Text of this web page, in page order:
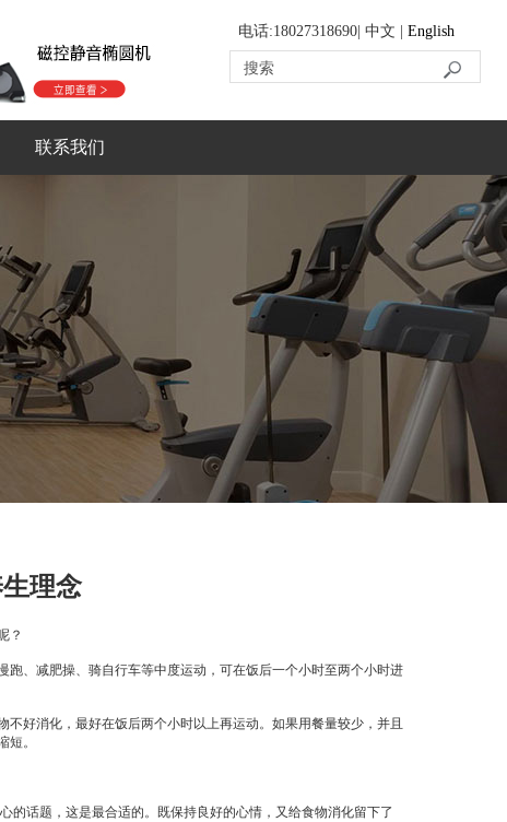
电话:18027318690| 中文 | English
联系我们
理念
？
、减肥操、骑自行车等中度运动，可在饭后一个小时至两个小时进
好消化，最好在饭后两个小时以上再运动。如果用餐量较少，并且
。
话题，这是最合适的。既保持良好的心情，又给食物消化留下了